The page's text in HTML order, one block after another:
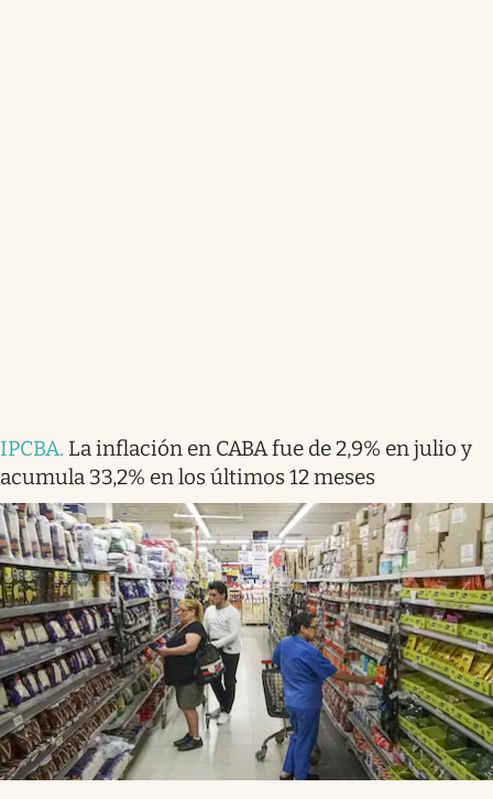
IPCBA. La inflación en CABA fue de 2,9% en julio y
acumula 33,2% en los últimos 12 meses